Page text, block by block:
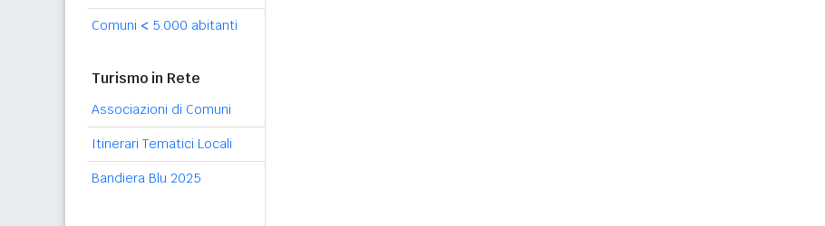
Comuni < 5.000 abitanti
Turismo in Rete
Associazioni di Comuni
Itinerari Tematici Locali
Bandiera Blu 2025